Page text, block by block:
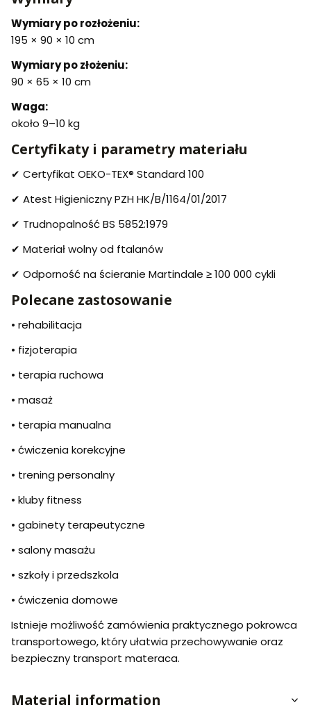
Wymiary po rozłożeniu:
195 × 90 × 10 cm
Wymiary po złożeniu:
90 × 65 × 10 cm
Waga:
około 9–10 kg
Certyfikaty i parametry materiału
✔ Certyfikat OEKO-TEX® Standard 100
✔ Atest Higieniczny PZH HK/B/1164/01/2017
✔ Trudnopalność BS 5852:1979
✔ Materiał wolny od ftalanów
✔ Odporność na ścieranie Martindale ≥ 100 000 cykli
Polecane zastosowanie
• rehabilitacja
• fizjoterapia
• terapia ruchowa
• masaż
• terapia manualna
• ćwiczenia korekcyjne
• trening personalny
• kluby fitness
• gabinety terapeutyczne
• salony masażu
• szkoły i przedszkola
• ćwiczenia domowe
Istnieje możliwość zamówienia praktycznego pokrowca
transportowego, który ułatwia przechowywanie oraz
bezpieczny transport materaca.
Material information